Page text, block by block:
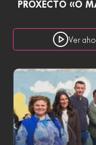
PROXECTO «O
Ver